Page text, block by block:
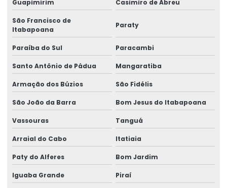
Guapimirim Casimiro de Abreu
São Francisco de
Itabapoana
Paraty
Paraíba do Sul Paracambi
Santo Antônio de Pádua Mangaratiba
Armação dos Búzios São Fidélis
São João da Barra Bom Jesus do Itabapoana
Vassouras Tanguá
Arraial do Cabo Itatiaia
Paty do Alferes Bom Jardim
Iguaba Grande Piraí